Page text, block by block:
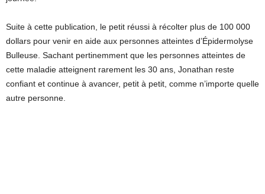
Suite à cette publication, le petit réussi à récolter plus de 100 000
dollars pour venir en aide aux personnes atteintes d’Épidermolyse
Bulleuse. Sachant pertinemment que les personnes atteintes de
cette maladie atteignent rarement les 30 ans, Jonathan reste
confiant et continue à avancer, petit à petit, comme n’importe quelle
autre personne.